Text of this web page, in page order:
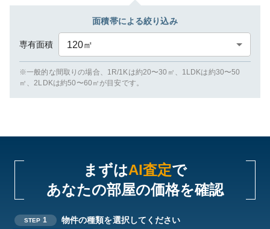
面積帯による絞り込み
専有面積 120㎡
※一般的な間取りの場合、1R/1Kは約20〜30㎡、1LDKは約30〜50
㎡、2LDKは約50〜60㎡が目安です。
まずはAI査定で
あなたの部屋の価格を確認
STEP 1 物件の種類を選択してください